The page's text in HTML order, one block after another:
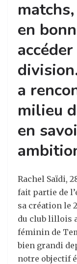
en
a
milieu
en
Rachel Saïdi,
fait partie de
sa création le
du club lillois
féminin de
bien grandi
notre objectif